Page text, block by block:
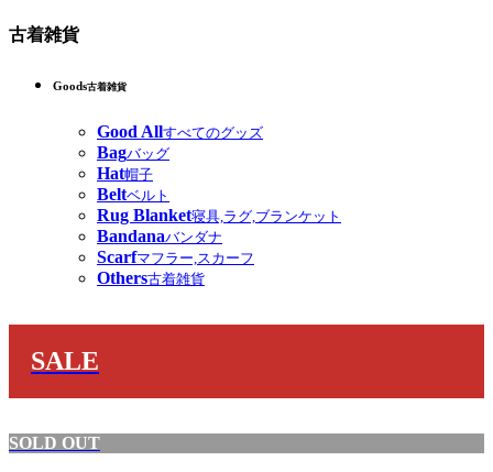
古着雑貨
Goods古着雑貨
Good Allすべてのグッズ
Bagバッグ
Hat帽子
Beltベルト
Rug Blanket寝具,ラグ,ブランケット
Bandanaバンダナ
Scarfマフラー,スカーフ
Others古着雑貨
SALE
SOLD OUT